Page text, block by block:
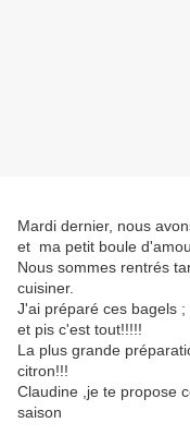
Mardi dernier, nous
et ma petit boule
Nous sommes rentrés
cuisiner.
J'ai préparé ces bagels
et pis c'est tout!!!!!
La plus grande
citron!!!
Claudine ,je te propose
saison